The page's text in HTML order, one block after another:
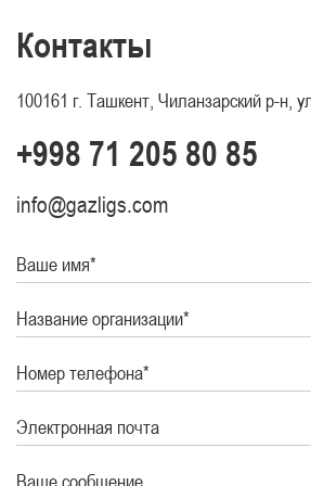
Контакты
100161 г. Ташкент, Чиланзарский р-н,
+998 71 205 80 85
info@gazligs.com
Ваше имя*
Название организации*
Номер телефона*
Электронная почта
Ваше сообщение